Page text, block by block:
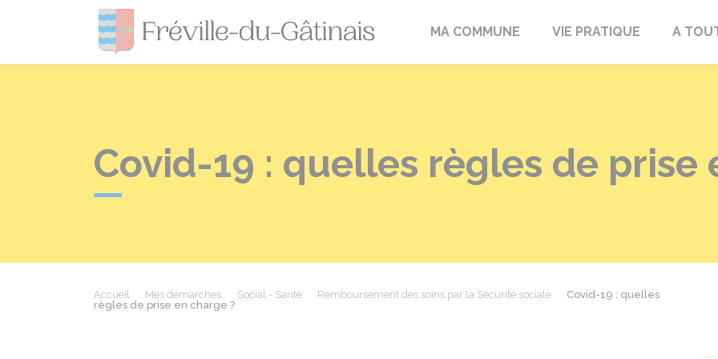
Fréville-du-Gâtinais
MA COMMUNE VIE PRATIQUE A
Covid-19 : quelles règles de prise
Accueil Mes démarches Social - Santé Remboursement des soins par la Sécurité sociale
Covid-19 : quelles
règles de prise en charge ?